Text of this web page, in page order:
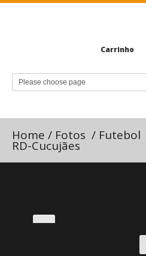
Carrinho
Home / Fotos / Futebol
RD-Cucujães